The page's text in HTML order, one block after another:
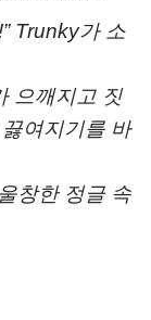
Trunky가 소
으깨지고 짓
여지기를 바
창한 정글 속